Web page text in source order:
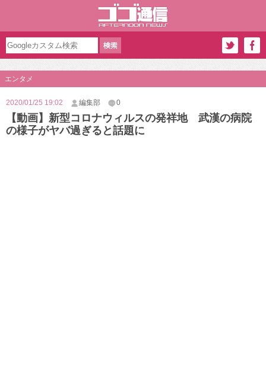
エンタメ
2020/01/25 19:02 編集部 0
【動画】新型コロナウィルスの発祥地 武漢の病院
の様子がヤバ過ぎると話題に